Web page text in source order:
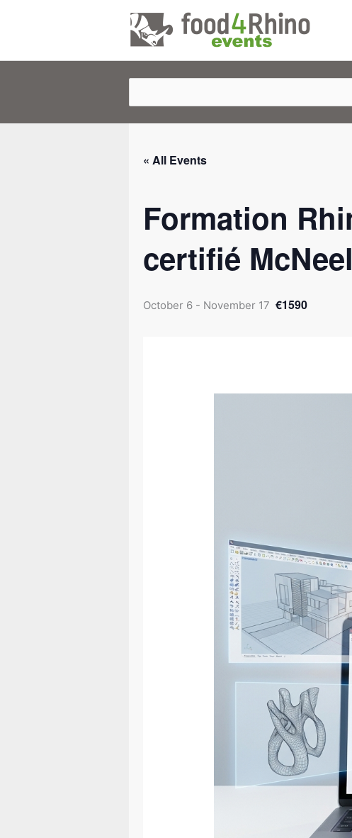
« All Events
Formation
certifié
October 6- November 17 €1590